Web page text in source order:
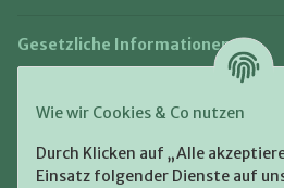
Wie wir Cookies & Co nutzen
Durch Klicken auf „Alle
Einsatz folgender Dienste auf
Gesetzliche Informationen